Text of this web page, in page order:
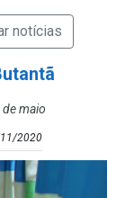
Busca de Notícias
maio
2020